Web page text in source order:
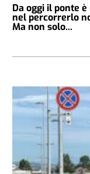
Da oggi il ponte
nel percorrerlo
Ma non solo...